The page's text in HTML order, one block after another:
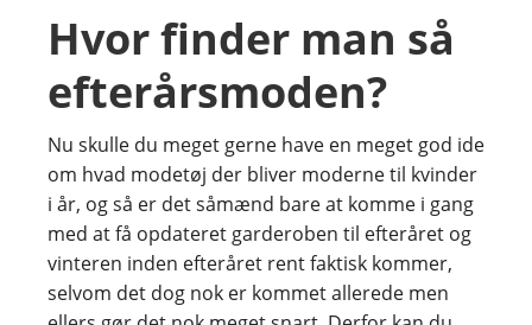
Hvor finder man så
efterårsmoden?
Nu skulle du meget gerne have en meget god ide
om hvad modetøj der bliver moderne til kvinder
i år, og så er det såmænd bare at komme i gang
med at få opdateret garderoben til efteråret og
vinteren inden efteråret rent faktisk kommer,
selvom det dog nok er kommet allerede men